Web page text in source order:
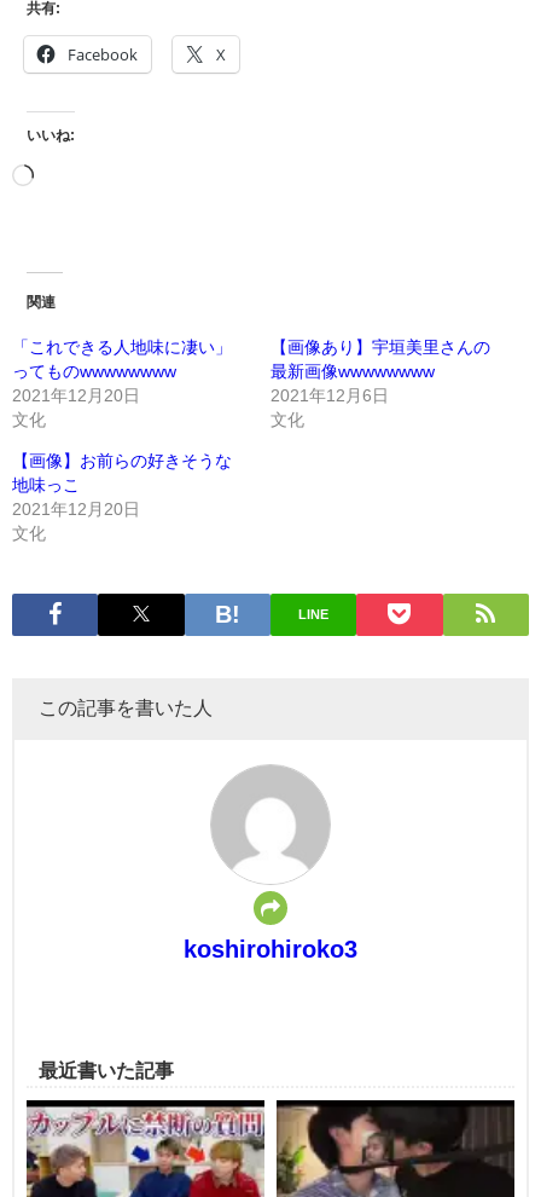
共有:
Facebook X
いいね:
関連
「これできる人地味に凄い」
ってものwwwwwwww
2021年12月20日
文化
【画像あり】宇垣美里さんの
最新画像wwwwwwww
2021年12月6日
文化
【画像】お前らの好きそうな
地味っこ
2021年12月20日
文化
LINE
この記事を書いた人
koshirohiroko3
最近書いた記事